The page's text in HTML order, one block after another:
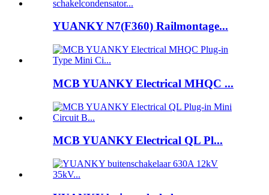
YUANKY N7(F360) Railmontage...
MCB YUANKY Electrical MHQC ...
MCB YUANKY Electrical QL Pl...